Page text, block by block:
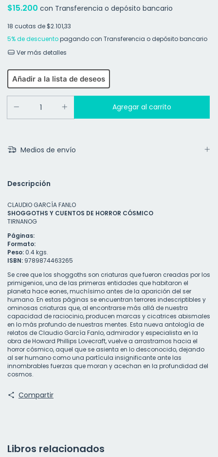
$15.200 con Transferencia o depósito bancario
18 cuotas de $2.101,33
5% de descuentopagando con Transferencia o depósito bancario
Ver más detalles
Añadir a la lista de deseos
Medios de envío
Descripción
CLAUDIO GARCÍA FANLO
SHOGGOTHS Y CUENTOS DE HORROR CÓSMICO
TIRNANOG
Páginas:
Formato:
Peso: 0.4 kgs.
ISBN: 9789874463265
Se cree que los shoggoths son criaturas que fueron creadas por los
primigenios, una de las primeras entidades que habitaron el
planeta hace eones, muchísimo antes de la aparición del ser
humano. En estas páginas se encuentran terrores indescriptibles y
ominosas criaturas que, al encontrarse más allá de nuestra
capacidad de raciocinio, producen marcas y cicatrices abismales
en lo más profundo de nuestras mentes. Esta nueva antología de
relatos de Claudio García Fanlo, admirador y especialista en la
obra de Howard Phillips Lovecraft, vuelve a arrastrarnos hacia el
horror cósmico, aquel que se asienta en lo desconocido, dejando
al ser humano como una partícula insignificante ante las
innombrables fuerzas que moran y acechan en la profundidad del
cosmos.
Compartir
Libros relacionados